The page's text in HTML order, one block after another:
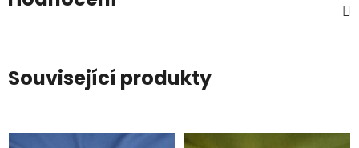
Související produkty